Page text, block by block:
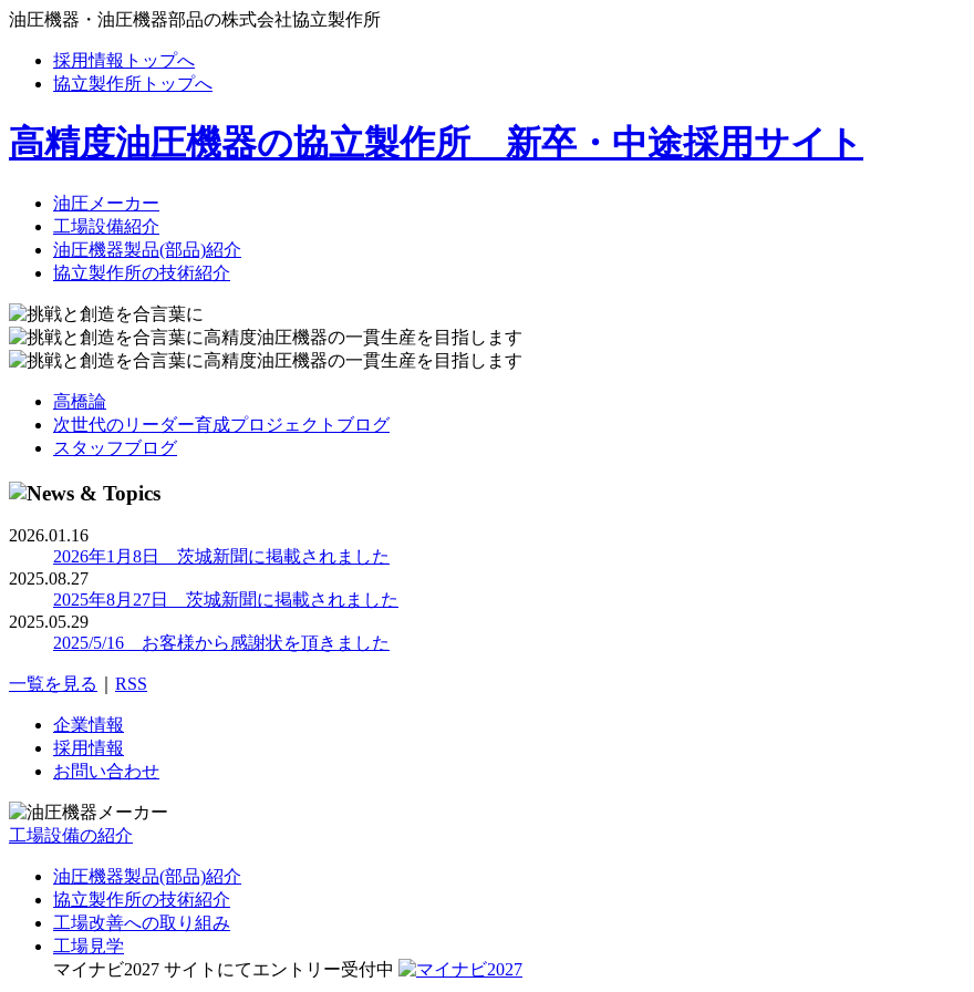
油圧機器・油圧機器部品の株式会社協立製作所
採用情報トップへ
協立製作所トップへ
高精度油圧機器の協立製作所 新卒・中途採用サイト
油圧メーカー
工場設備紹介
油圧機器製品(部品)紹介
協立製作所の技術紹介
高橋論
次世代のリーダー育成プロジェクトブログ
スタッフブログ
2026.01.16
2026年1月8日 茨城新聞に掲載されました
2025.08.27
2025年8月27日 茨城新聞に掲載されました
2025.05.29
2025/5/16 お客様から感謝状を頂きました
一覧を見る RSS
企業情報
採用情報
お問い合わせ
工場設備の紹介
油圧機器製品(部品)紹介
協立製作所の技術紹介
工場改善への取り組み
工場見学
マイナビ2027 サイトにてエントリー受付中